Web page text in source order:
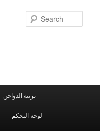
تربية الدواجن
لوحة التحكم